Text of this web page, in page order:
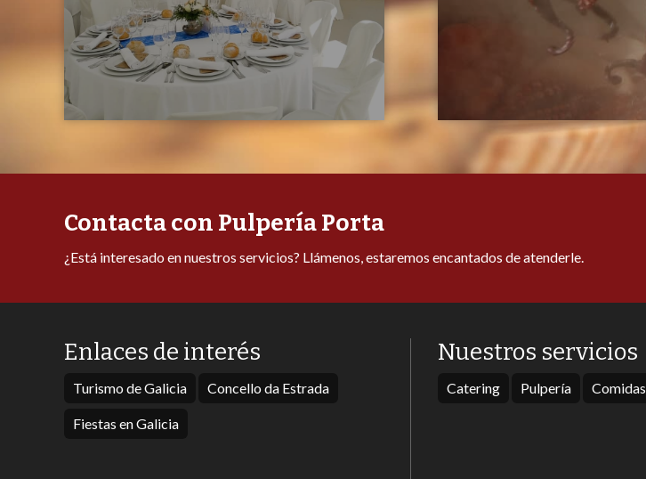
Contacta con Pulpería Porta
¿Está interesado en nuestros servicios? Llámenos, estaremos encantados de atenderle.
Enlaces de interés
Turismo de Galicia Concello da Estrada
Fiestas en Galicia
Nuestros servicios
Catering Pulpería Comidas